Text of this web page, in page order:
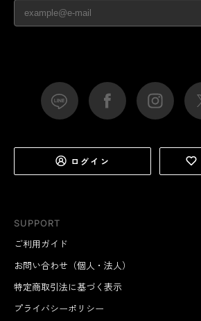
SUPPORT
ご利用ガイド
お問い合わせ（個人・法人）
特定商取引法に基づく表示
プライバシーポリシー
ログイン